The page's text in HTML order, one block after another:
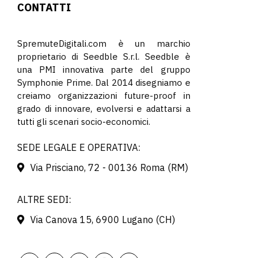
CONTATTI
SpremuteDigitali.com è un marchio
proprietario di Seedble S.r.l. Seedble è
una PMI innovativa parte del gruppo
Symphonie Prime. Dal 2014 disegniamo e
creiamo organizzazioni future-proof in
grado di innovare, evolversi e adattarsi a
tutti gli scenari socio-economici.
SEDE LEGALE E OPERATIVA:
Via Prisciano, 72 - 00136 Roma (RM)
ALTRE SEDI:
Via Canova 15, 6900 Lugano (CH)